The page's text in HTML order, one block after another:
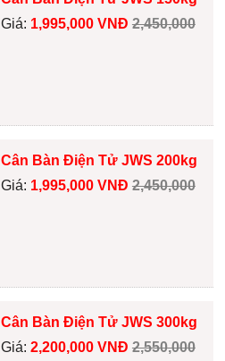
Giá: 1,995,000 VNĐ 2,450,000
Cân Bàn Điện Tử JWS 200kg
Giá: 1,995,000 VNĐ 2,450,000
Cân Bàn Điện Tử JWS 300kg
Giá: 2,200,000 VNĐ 2,550,000